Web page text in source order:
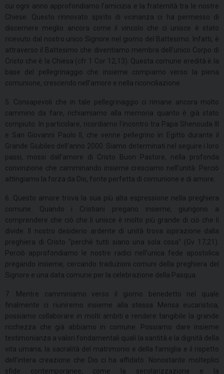
cui ogni anno approfondiamo l’amicizia e la fraternità tra le nostre
Chiese. Questo rinnovato spirito di vicinanza ci ha permesso di
discernere meglio ancora come il vincolo che ci unisce è stato
ricevuto dal nostro unico Signore nel giorno del Battesimo. Infatti, è
attraverso il Battesimo che diventiamo membra dell’unico Corpo di
Cristo che è la Chiesa (cfr 1 Cor 12,13). Questa comune eredità è la
base del pellegrinaggio che insieme compiamo verso la piena
comunione, crescendo nell’amore e nella riconciliazione.
5. Consapevoli che in tale pellegrinaggio ci rimane ancora molto
cammino da fare, richiamiamo alla memoria quanto è già stato
compiuto. In particolare, ricordiamo l’incontro tra Papa Shenouda III
e San Giovanni Paolo II, che venne pellegrino in Egitto durante il
Grande Giubileo dell’anno 2000. Siamo determinati nel seguire i loro
passi, mossi dall’amore di Cristo Buon Pastore, nella profonda
convinzione che camminando insieme cresciamo nell’unità. Perciò
attingiamo la forza da Dio, fonte perfetta di comunione e di amore.
6. Questo amore trova la sua più alta espressione nella preghiera
comune. Quando i Cristiani pregano insieme, giungono a
comprendere che ciò che li unisce è molto più grande di ciò che li
divide. Il nostro desiderio ardente di unità trova ispirazione dalla
preghiera di Cristo “perché tutti siano una sola cosa” (Gv 17,21).
Perciò approfondiamo le nostre radici nell’unica fede apostolica
pregando insieme, cercando traduzioni comuni della preghiera del
Signore e una data comune per la celebrazione della Pasqua.
7. Mentre camminiamo verso il giorno benedetto nel quale
finalmente ci riuniremo insieme alla stessa Mensa eucaristica,
possiamo collaborare in molti ambiti e rendere tangibile la grande
ricchezza che già abbiamo in comune. Possiamo dare insieme
testimonianza a valori fondamentali quali la santità e la dignità della
vita umana, la sacralità del matrimonio e della famiglia e il rispetto
dell’intera creazione che Dio ci ha affidato. Nonostante molteplici
sfide contemporanee, come la secolarizzazione e la